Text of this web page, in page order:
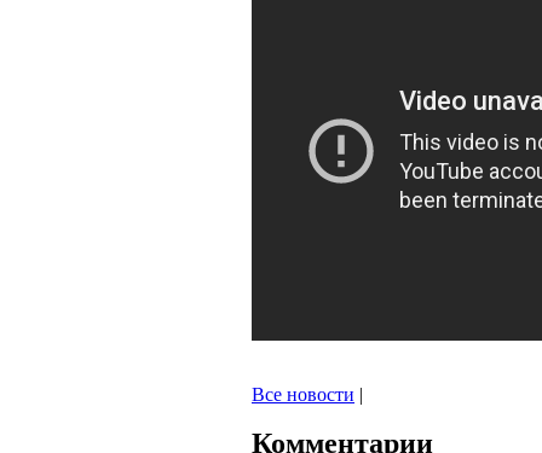
Все новости |
Комментарии